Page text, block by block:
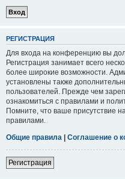
РЕГИСТРАЦИЯ
Для входа на конференцию вы
Регистрация занимает всего
более широкие возможности.
установлены также
пользователей. Прежде чем
ознакомиться с правилами и
Помните, что ваше присутствие
правилами.
Общие правила | Соглашение о
Регистрация